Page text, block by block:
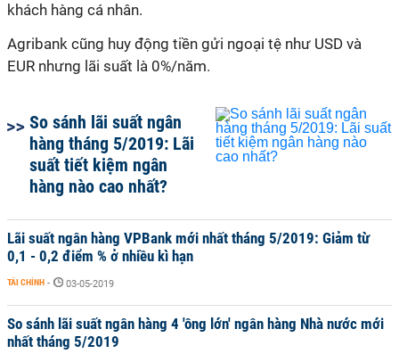
khách hàng cá nhân.
Agribank cũng huy động tiền gửi ngoại tệ như USD và
EUR nhưng lãi suất là 0%/năm.
So sánh lãi suất ngân
hàng tháng 5/2019: Lãi
suất tiết kiệm ngân
hàng nào cao nhất?
Lãi suất ngân hàng VPBank mới nhất tháng 5/2019: Giảm từ
0,1 - 0,2 điểm % ở nhiều kì hạn
TÀI CHÍNH - 03-05-2019
So sánh lãi suất ngân hàng 4 'ông lớn' ngân hàng Nhà nước mới
nhất tháng 5/2019